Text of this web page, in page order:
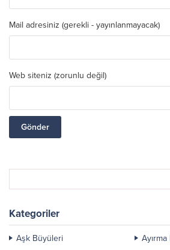
Mail adresiniz (gerekli - yayınlanmayacak)
Web siteniz (zorunlu değil)
Kategoriler
Aşk Büyüleri
Ayırma